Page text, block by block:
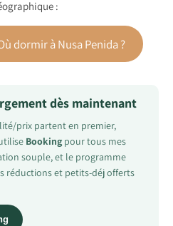
:
dormir à Nusa Penida ?
dès maintenant
prix partent en premier,
Booking pour tous mes
souple, et le programme
réductions et petits-déj offerts